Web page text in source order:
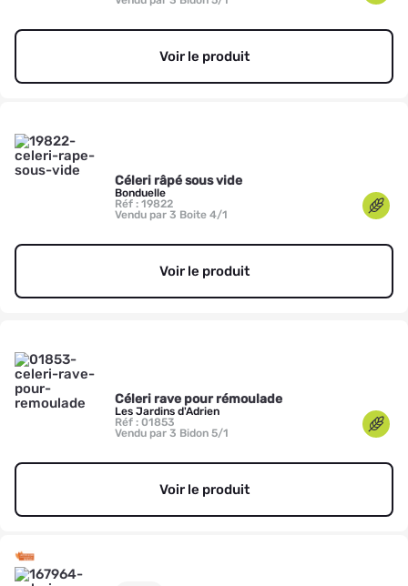
Voir le produit
Céleri râpé sous vide
Bonduelle
Réf : 19822
Vendu par 3 Boite 4/1
Voir le produit
Céleri rave pour rémoulade
Les Jardins d'Adrien
Réf : 01853
Vendu par 3 Bidon 5/1
Voir le produit